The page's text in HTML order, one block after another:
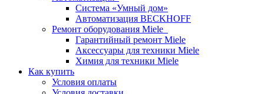
Система «Умный дом»
Автоматизация BECKHOFF
Ремонт оборудования Miele
Гарантийный ремонт Miele
Аксессуары для техники Miele
Химия для техники Miele
Как купить
Условия оплаты